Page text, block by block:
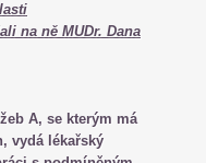
na ně MUDr. Dana
A, se kterým má
vydá lékařský